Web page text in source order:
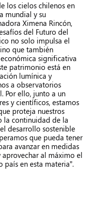
los cielos chilenos en
mundial y su
Ximena Rincón,
del Futuro del
no solo impulsa el
que también
significativa
patrimonio está en
lumínica y
a observatorios
Por ello, junto a un
y científicos, estamos
proteja nuestros
la continuidad de la
desarrollo sostenible
que pueda tener
avanzar en medidas
al máximo el
en esta materia”.